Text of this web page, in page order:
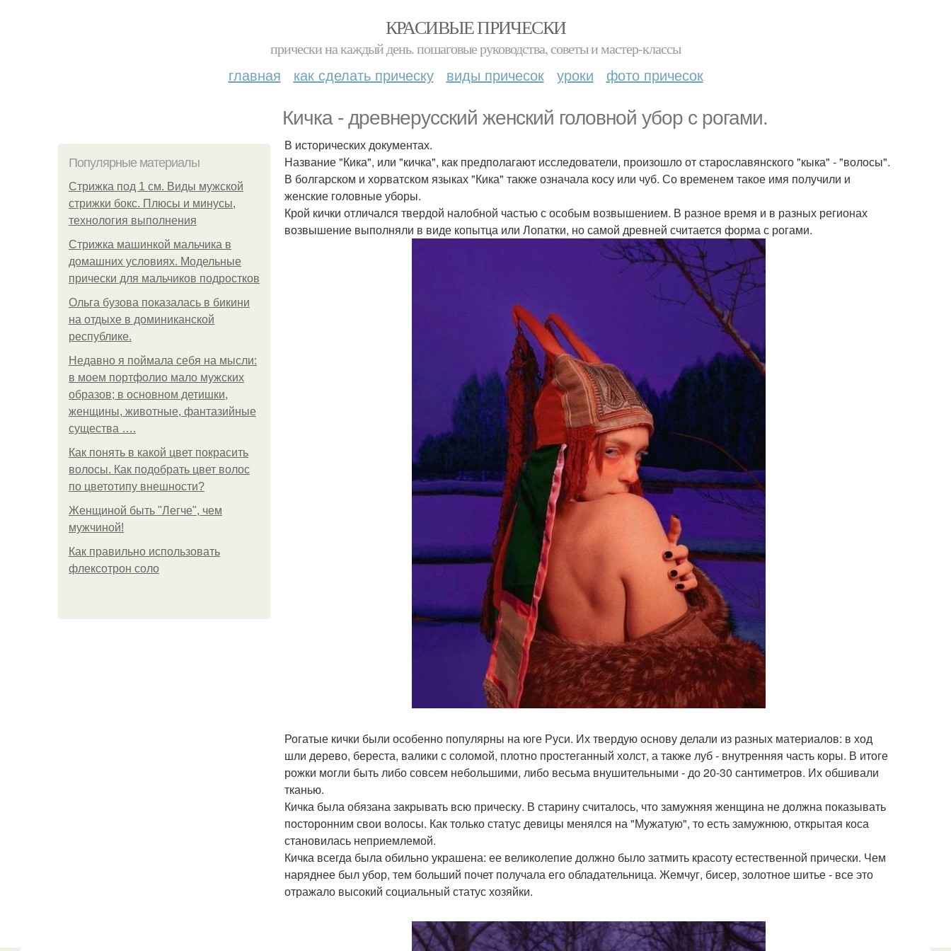
КРАСИВЫЕ ПРИЧЕСКИ
прически на каждый день. пошаговые руководства, советы и мастер-классы
главная как сделать прическу виды причесок уроки фото причесок
Кичка - древнерусский женский головной убор с рогами.
Популярные материалы
Стрижка под 1 см. Виды мужской
стрижки бокс. Плюсы и минусы,
технология выполнения
Стрижка машинкой мальчика в
домашних условиях. Модельные
прически для мальчиков подростков
Ольга бузова показалась в бикини
на отдыхе в доминиканской
республике.
Недавно я поймала себя на мысли:
в моем портфолио мало мужских
образов; в основном детишки,
женщины, животные, фантазийные
существа ….
Как понять в какой цвет покрасить
волосы. Как подобрать цвет волос
по цветотипу внешности?
Женщиной быть "Легче", чем
мужчиной!
Как правильно использовать
флексотрон соло
В исторических документах.
Название "Кика", или "кичка", как предполагают исследователи, произошло от старославянского "кыка" - "волосы".
В болгарском и хорватском языках "Кика" также означала косу или чуб. Со временем такое имя получили и
женские головные уборы.
Крой кички отличался твердой налобной частью с особым возвышением. В разное время и в разных регионах
возвышение выполняли в виде копытца или Лопатки, но самой древней считается форма с рогами.
Рогатые кички были особенно популярны на юге Руси. Их твердую основу делали из разных материалов: в ход
шли дерево, береста, валики с соломой, плотно простеганный холст, а также луб - внутренняя часть коры. В итоге
рожки могли быть либо совсем небольшими, либо весьма внушительными - до 20-30 сантиметров. Их обшивали
тканью.
Кичка была обязана закрывать всю прическу. В старину считалось, что замужняя женщина не должна показывать
посторонним свои волосы. Как только статус девицы менялся на "Мужатую", то есть замужнюю, открытая коса
становилась неприемлемой.
Кичка всегда была обильно украшена: ее великолепие должно было затмить красоту естественной прически. Чем
наряднее был убор, тем больший почет получала его обладательница. Жемчуг, бисер, золотное шитье - все это
отражало высокий социальный статус хозяйки.